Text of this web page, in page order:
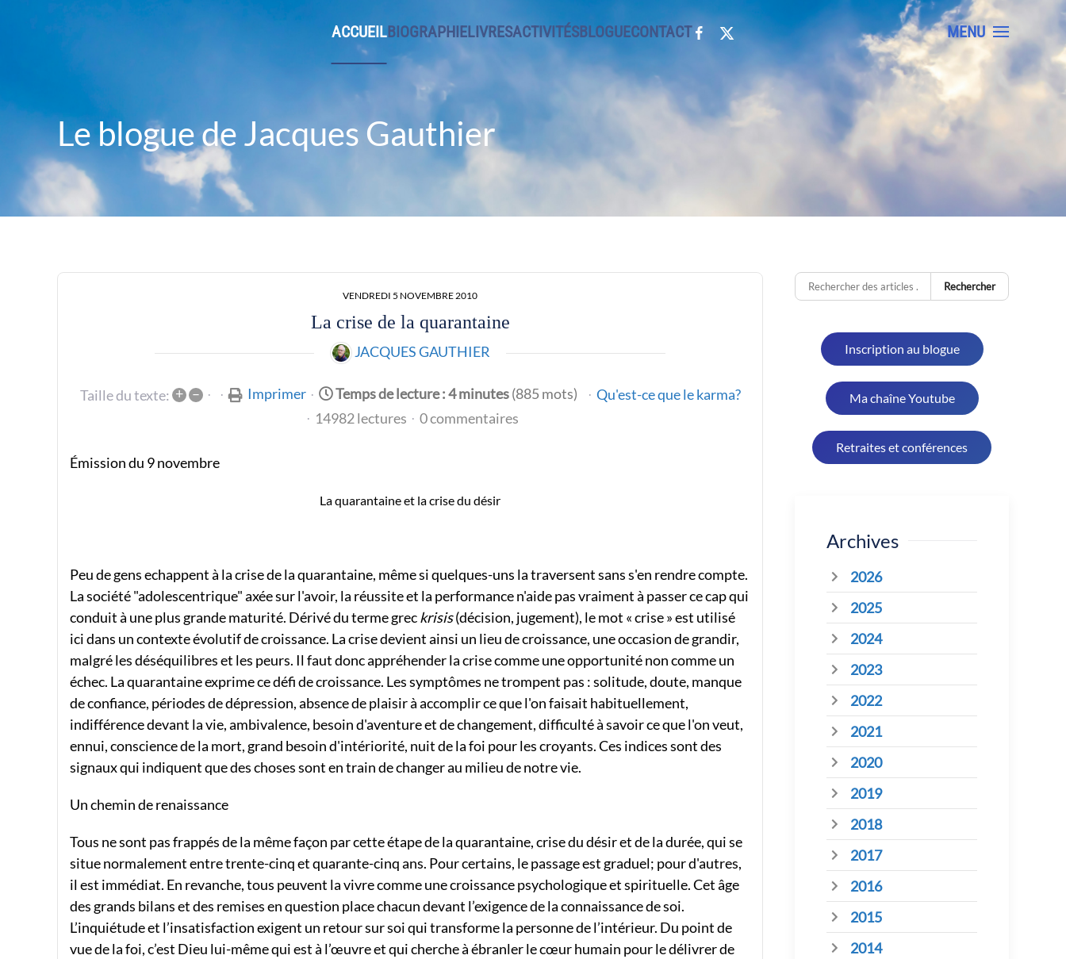
ACCUEILBIOGRAPHIELIVRESACTIVITÉSBLOGUECONTACT MENU
Le blogue de Jacques Gauthier
VENDREDI 5 NOVEMBRE 2010
La crise de la quarantaine
JACQUES GAUTHIER
Taille du texte: + – Imprimer Temps de lecture : 4 minutes (885 mots)
Qu'est-ce que le karma?
14982 lectures
0 commentaires
Émission du 9 novembre
La quarantaine et la crise du désir
Peu de gens echappent à la crise de la quarantaine, même si quelques-uns la traversent sans s'en rendre compte.
La société "adolescentrique" axée sur l'avoir, la réussite et la performance n'aide pas vraiment à passer ce cap qui
conduit à une plus grande maturité. Dérivé du terme greckrisis(décision, jugement), le mot « crise » est utilisé
ici dans un contexte évolutif de croissance. La crise devient ainsi un lieu de croissance, une occasion de grandir,
malgré les déséquilibres et les peurs. Il faut donc appréhender la crise comme une opportunité non comme un
échec. La quarantaine exprime ce défi de croissance. Les symptômes ne trompent pas : solitude, doute, manque
de confiance, périodes de dépression, absence de plaisir à accomplir ce que l'on faisait habituellement,
indifférence devant la vie, ambivalence, besoin d'aventure et de changement, difficulté à savoir ce que l'on veut,
ennui, conscience de la mort, grand besoin d'intériorité, nuit de la foi pour les croyants. Ces indices sont des
signaux qui indiquent que des choses sont en train de changer au milieu de notre vie.
Un chemin de renaissance
Tous ne sont pas frappés de la même façon par cette étape de la quarantaine, crise du désir et de la durée, qui se
situe normalement entre trente-cinq et quarante-cinq ans. Pour certains, le passage est graduel; pour d'autres,
il est immédiat. En revanche, tous peuvent la vivre comme une croissance psychologique et spirituelle. Cet âge
des grands bilans et des remises en question place chacun devant l’exigence de la connaissance de soi.
L’inquiétude et l’insatisfaction exigent un retour sur soi qui transforme la personne de l’intérieur. Du point de
vue de la foi, c’est Dieu lui-même qui est à l’œuvre et qui cherche à ébranler le cœur humain pour le délivrer de
Rechercher
Inscription au blogue
Ma chaîne Youtube
Retraites et conférences
Archives
2026
2025
2024
2023
2022
2021
2020
2019
2018
2017
2016
2015
2014